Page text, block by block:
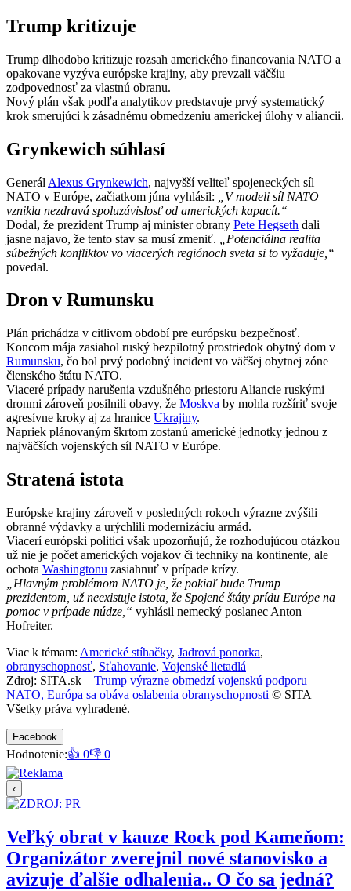
Trump kritizuje
Trump dlhodobo kritizuje rozsah amerického financovania NATO a
opakovane vyzýva európske krajiny, aby prevzali väčšiu
zodpovednosť za vlastnú obranu.
Nový plán však podľa analytikov predstavuje prvý systematický
krok smerujúci k zásadnému obmedzeniu americkej úlohy v aliancii.
Grynkewich súhlasí
Generál Alexus Grynkewich, najvyšší veliteľ spojeneckých síl
NATO v Európe, začiatkom júna vyhlásil:
„V modeli síl NATO
vznikla nezdravá spoluzávislosť od amerických kapacít.“
Dodal, že prezident Trump aj minister obrany Pete Hegseth dali
jasne najavo, že tento stav sa musí zmeniť. „Potenciálna realita
súbežných konfliktov vo viacerých regiónoch sveta si to vyžaduje,“
povedal.
Dron v Rumunsku
Plán prichádza v citlivom období pre európsku bezpečnosť.
Koncom mája zasiahol ruský bezpilotný prostriedok obytný dom v
Rumunsku, čo bol prvý podobný incident vo väčšej obytnej zóne
členského štátu NATO.
Viaceré prípady narušenia vzdušného priestoru Aliancie ruskými
dronmi zároveň posilnili obavy, že Moskva by mohla rozšíriť svoje
agresívne kroky aj za hranice Ukrajiny.
Napriek plánovaným škrtom zostanú americké jednotky jednou z
najväčších vojenských síl NATO v Európe.
Stratená istota
Európske krajiny zároveň v posledných rokoch výrazne zvýšili
obranné výdavky a urýchlili modernizáciu armád.
Viacerí európski politici však upozorňujú, že rozhodujúcou otázkou
už nie je počet amerických vojakov či techniky na kontinente, ale
ochota Washingtonu zasiahnuť v prípade krízy.
„Hlavným problémom NATO je, že pokiaľ bude Trump
prezidentom, už neexistuje istota, že Spojené štáty prídu Európe na
pomoc v prípade núdze,“ vyhlásil nemecký poslanec Anton
Hofreiter.
Viac k témam: Americké stíhačky, Jadrová ponorka,
obranyschopnosť, Sťahovanie, Vojenské lietadlá
Zdroj: SITA.sk – Trump výrazne obmedzí vojenskú podporu
NATO, Európa sa obáva oslabenia obranyschopnosti © SITA
Všetky práva vyhradené.
Facebook
Hodnotenie:👍 0👎 0
‹
Veľký obrat v kauze Rock pod Kameňom:
Organizátor zverejnil nové stanovisko a
avizuje ďalšie odhalenia.. O čo sa jedná?